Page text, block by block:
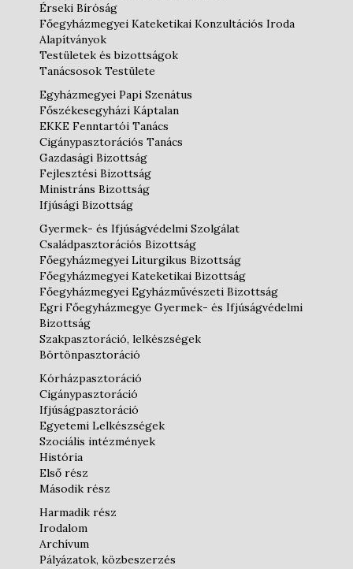
Érseki Bíróság
Főegyházmegyei Kateketikai Konzultációs Iroda
Alapítványok
Testületek és bizottságok
Tanácsosok Testülete
Egyházmegyei Papi Szenátus
Főszékesegyházi Káptalan
EKKE Fenntartói Tanács
Cigánypasztorációs Tanács
Gazdasági Bizottság
Fejlesztési Bizottság
Ministráns Bizottság
Ifjúsági Bizottság
Gyermek- és Ifjúságvédelmi Szolgálat
Családpasztorációs Bizottság
Főegyházmegyei Liturgikus Bizottság
Főegyházmegyei Kateketikai Bizottság
Főegyházmegyei Egyházművészeti Bizottság
Egri Főegyházmegye Gyermek- és Ifjúságvédelmi
Bizottság
Szakpasztoráció, lelkészségek
Börtönpasztoráció
Kórházpasztoráció
Cigánypasztoráció
Ifjúságpasztoráció
Egyetemi Lelkészségek
Szociális intézmények
História
Első rész
Második rész
Harmadik rész
Irodalom
Archívum
Pályázatok, közbeszerzés